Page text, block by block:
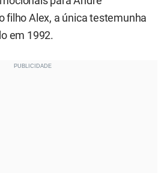
filho Alex, a única testemunha
em 1992.